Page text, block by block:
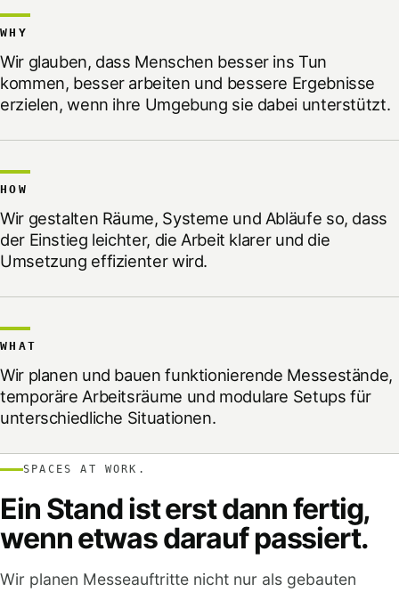
WHY
Wir glauben, dass Menschen besser ins Tun
kommen, besser arbeiten und bessere Ergebnisse
erzielen, wenn ihre Umgebung sie dabei unterstützt.
HOW
Wir gestalten Räume, Systeme und Abläufe so, dass
der Einstieg leichter, die Arbeit klarer und die
Umsetzung effizienter wird.
WHAT
Wir planen und bauen funktionierende Messestände,
temporäre Arbeitsräume und modulare Setups für
unterschiedliche Situationen.
SPACES AT WORK.
Ein Stand ist erst dann fertig,
wenn etwas darauf passiert.
Wir planen Messeauftritte nicht nur als gebauten